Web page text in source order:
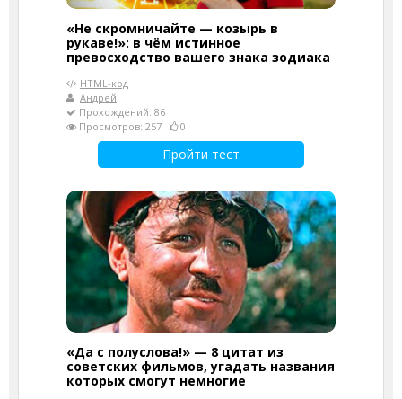
«Не скромничайте — козырь в
рукаве!»: в чём истинное
превосходство вашего знака зодиака
HTML-код
Андрей
Прохождений: 86
Просмотров: 257
0
Пройти тест
«Да с полуслова!» — 8 цитат из
советских фильмов, угадать названия
которых смогут немногие